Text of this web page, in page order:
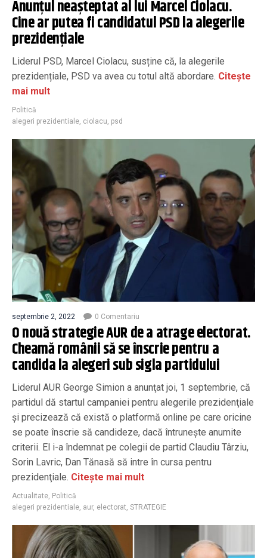
Anunțul neașteptat al lui Marcel Ciolacu.
Cine ar putea fi candidatul PSD la alegerile
prezidențiale
Liderul PSD, Marcel Ciolacu, susține că, la alegerile
prezidențiale, PSD va avea cu totul altă abordare. Citește
mai mult
Politică
alegeri prezidentiale ciolacu psd
septembrie 2, 2022 0 Comentariu
O nouă strategie AUR de a atrage electorat.
Cheamă românii să se înscrie pentru a
candida la alegeri sub sigla partidului
Liderul AUR George Simion a anunţat joi, 1 septembrie, că
partidul dă startul campaniei pentru alegerile prezidenţiale
şi precizează că există o platformă online pe care oricine
se poate înscrie să candideze, dacă întruneşte anumite
criterii. El i-a îndemnat pe colegii de partid Claudiu Târziu,
Sorin Lavric, Dan Tănasă să intre în cursa pentru
prezidenţiale. Citește mai mult
Actualitate Politică
alegeri prezidentiale aur, electorat STRATEGIE